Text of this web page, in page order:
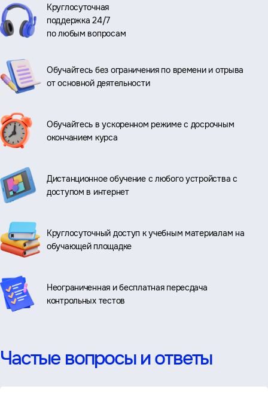
Круглосуточная
поддержка 24/7
по любым вопросам
Обучайтесь без ограничения по времени и отрыва
от основной деятельности
Обучайтесь в ускоренном режиме с досрочным
окончанием курса
Дистанционное обучение с любого устройства с
доступом в интернет
Круглосуточный доступ к учебным материалам на
обучающей площадке
Неограниченная и бесплатная пересдача
контрольных тестов
Частые вопросы и ответы